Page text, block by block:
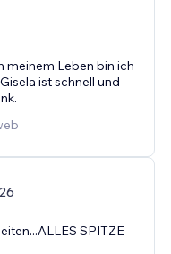
meinem Leben bin ich
ist schnell und
SPITZE